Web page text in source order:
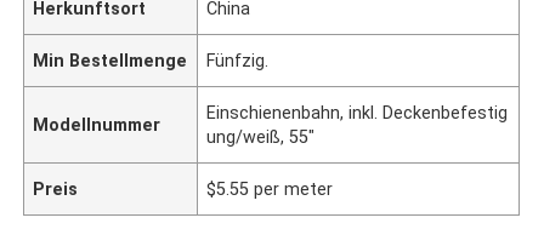
Herkunftsort China
Min Bestellmenge Fünfzig.
Modellnummer
Einschienenbahn, inkl. Deckenbefestig
ung/weiß, 55"
Preis $5.55 per meter